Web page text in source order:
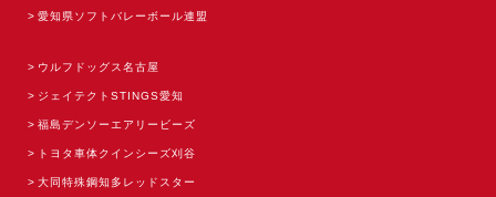
愛知県ソフトバレーボール連盟
ウルフドッグス名古屋
ジェイテクトSTINGS愛知
福島デンソーエアリービーズ
トヨタ車体クインシーズ刈谷
大同特殊鋼知多レッドスター